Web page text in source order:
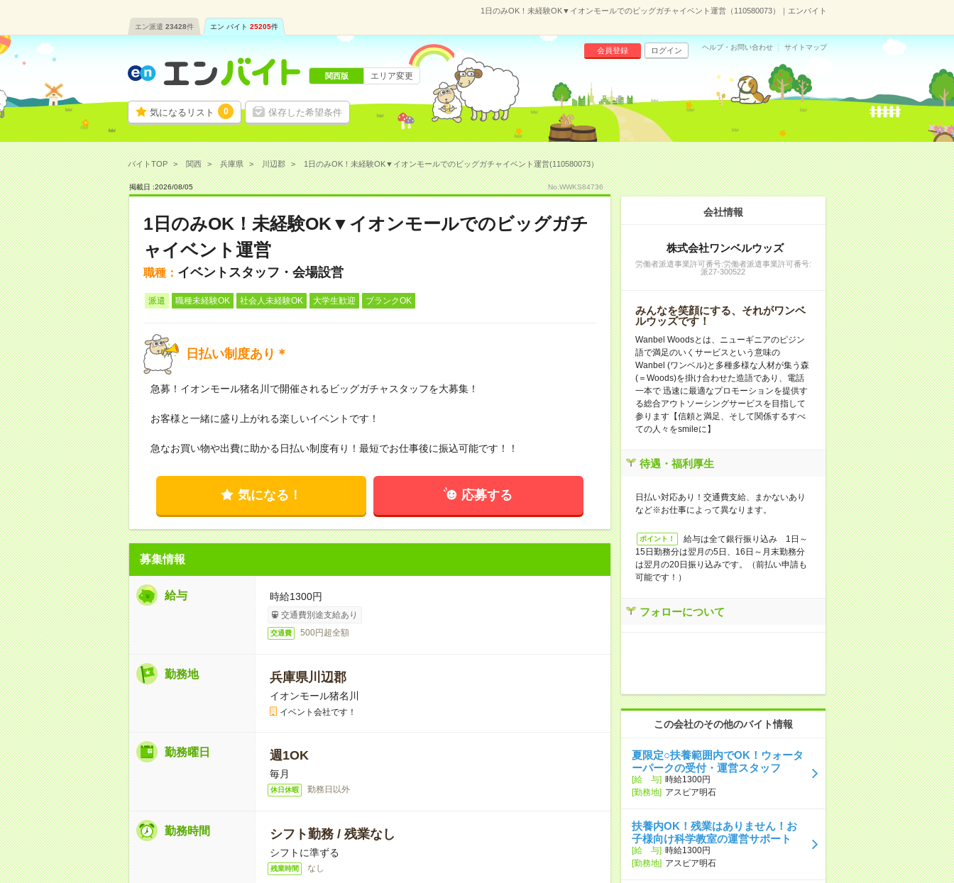
1日のみOK！未経験OK▼イオンモールでのビッグガチャイベント運営（110580073）｜エンバイト
エン派遣 23428件 エン バイト 25205件
気になるリスト 0 保存した希望条件
会員登録 ログイン ヘルプ・お問い合わせ サイトマップ
関西版 エリア変更
バイトTOP 関西 兵庫県 川辺郡 1日のみOK！未経験OK▼イオンモールでのビッグガチャイベント運営(110580073）
掲載日 :2026/08/05 No.WWKS84736
1日のみOK！未経験OK▼イオンモールでのビッグガチ
ャイベント運営
職種： イベントスタッフ・会場設営
派遣 職種未経験OK 社会人未経験OK 大学生歓迎 ブランクOK
日払い制度あり＊
急募！イオンモール猪名川で開催されるビッグガチャスタッフを大募集！
お客様と一緒に盛り上がれる楽しいイベントです！
急なお買い物や出費に助かる日払い制度有り！最短でお仕事後に振込可能です！！
気になる！ 応募する
募集情報
給与 時給1300円
交通費別途支給あり
交通費 500円超全額
勤務地 兵庫県川辺郡
イオンモール猪名川
イベント会社です！
勤務曜日 週1OK
毎月
休日休暇 勤務日以外
勤務時間 シフト勤務 / 残業なし
シフトに準ずる
残業時間 なし
会社情報
株式会社ワンベルウッズ
労働者派遣事業許可番号:労働者派遣事業許可番号:
派27-300522
みんなを笑顔にする、それがワンベ
ルウッズです！
Wanbel Woodsとは、ニューギニアのピジン
語で満足のいくサービスという意味の
Wanbel (ワンベル)と多種多様な人材が集う森
(＝Woods)を掛け合わせた造語であり、電話
一本で 迅速に最適なプロモーションを提供す
る総合アウトソーシングサービスを目指して
参ります【信頼と満足、そして関係するすべ
ての人々をsmileに】
待遇・福利厚生
日払い対応あり！交通費支給、まかないあり
など※お仕事によって異なります。
ポイント！
給与は全て銀行振り込み 1日～
15日勤務分は翌月の5日、16日～月末勤務分
は翌月の20日振り込みです。（前払い申請も
可能です！）
フォローについて
この会社のその他のバイト情報
夏限定○扶養範囲内でOK！ウォータ
ーパークの受付・運営スタッフ
[給 与] 時給1300円
[勤務地] アスピア明石
扶養内OK！残業はありません！お
子様向け科学教室の運営サポート
[給 与] 時給1300円
[勤務地] アスピア明石